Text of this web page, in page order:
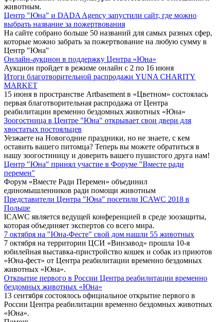
животным.
Центр "Юна" и DADA Agency запустили сайт, где можно
выбрать название за пожертвования
На сайте собрано больше 50 названий для самых разных сфер,
которые можно забрать за пожертвование на любую сумму в
Центр "Юна"
Онлайн-аукцион в поддержку Центра «Юна»
Аукцион пройдет в режиме онлайн с 2 по 16 июня
Итоги благотворительной распродажи YUNA CHARITY
MARKET
15 июня в пространстве Artbasement в «Цветном» состоялась
первая благотворительная распродажа от Центра
реабилитации временно бездомных животных «Юна»
Зоогостница в Центре "Юна" открывает свои двери для
хвостатых постояльцев
Уезжаете на Новогодние праздники, но не знаете, с кем
оставить вашего питомца? Теперь вы можете обратиться в
нашу зоогостиницу и доверить вашего пушистого друга нам!
Центр "Юна" принял участие в Форуме "Вместе ради
перемен"
Форум «Вместе Ради Перемен» объединил
единомышленников ради помощи животным
Представители Центра "Юна" посетили ICAWC 2018 в
Польше
ICAWC является ведущей конференцией в среде зоозащиты,
которая объединяет экспертов со всего мира.
7 октября на "Юна-Фесте" свой дом нашли 55 животных
7 октября на территории ЦСИ «Винзавод» прошла 10-я
юбилейная выставка-пристройство кошек и собак из приютов
«Юна-фест» от Центра реабилитации временно бездомных
животных «Юна».
Открытие первого в России Центра реабилитации временно
бездомных животных «Юна»
13 сентября состоялось официальное открытие первого в
России Центра реабилитации временно бездомных животных
«Юна».